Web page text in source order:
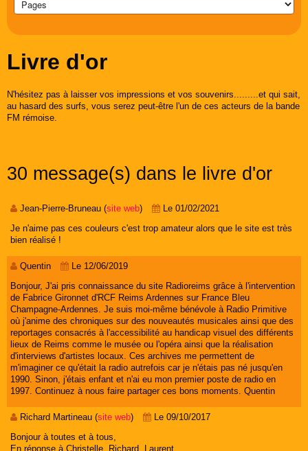
Livre d'or
N'hésitez pas à laisser vos impressions et vos souvenirs.........et qui sait,
au hasard des surfs, vous serez peut-être l'un de ces acteurs de la bande
FM rémoise.
30 message(s) dans le livre d'or
Jean-Pierre-Bruneau (site web)
Le 01/02/2021
Je n'aime pas ces couleurs c'est trop amateur alors que le site est très
bien réalisé !
Quentin
Le 12/06/2019
Bonjour, J'ai pris connaissance du site Radioreims grâce à l'intervention
de Fabrice Gironnet d'RCF Reims Ardennes sur France Bleu
Champagne-Ardennes. Je suis moi-même bénévole à Radio Primitive
où j'anime des chroniques sur des nouveautés musicales ainsi que des
reportages consacrés à l'accessibilité au handicap visuel des différents
lieux de Reims comme le musée ou l'opéra ainsi que la réalisation
d'interviews d'artistes locaux. Ces archives me permettent de
m'imaginer ce qu'était la radio autrefois car je n'étais pas né jusqu'en
1990. Sinon, j'étais enfant et n'ai eu mon premier poste de radio en
1997. Continuez à nous faire partager ces bons moments. Quentin
Richard Martineau (site web)
Le 09/10/2017
Bonjour à toutes et à tous,
En réponse à Christelle, Richard, Laurent....